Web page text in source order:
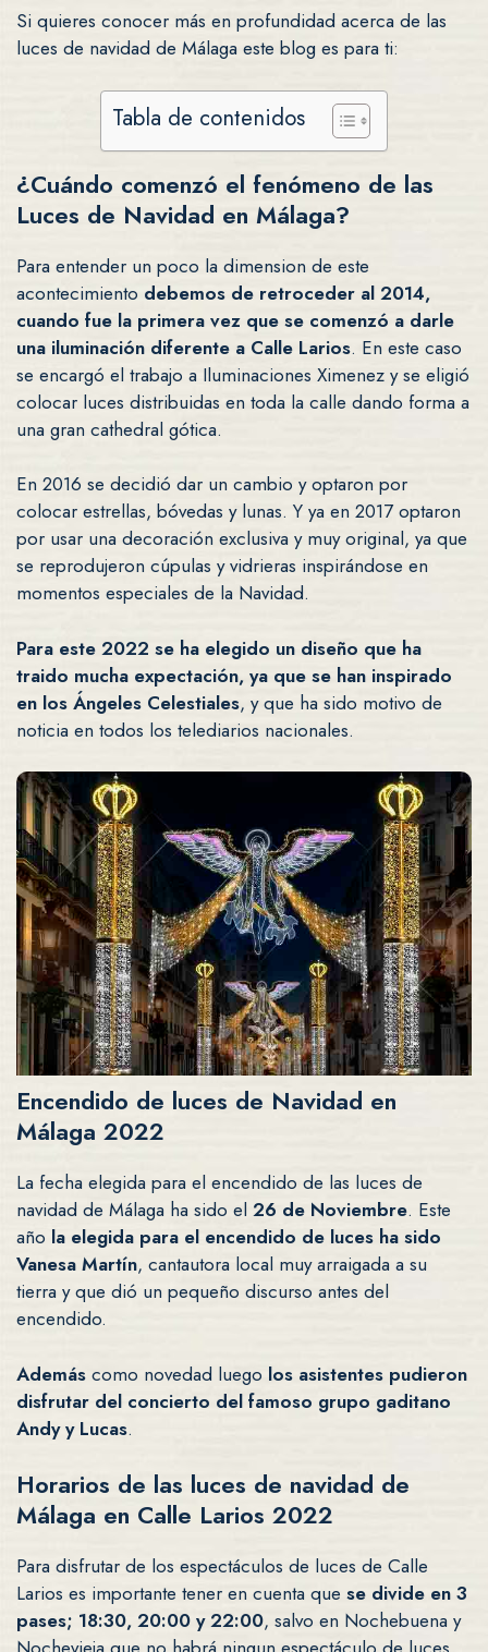
Si quieres conocer más en profundidad acerca de las
luces de navidad de Málaga este blog es para ti:
Tabla de contenidos
¿Cuándo comenzó el fenómeno de las
Luces de Navidad en Málaga?
Para entender un poco la dimension de este
acontecimiento debemos de retroceder al 2014,
cuando fue la primera vez que se comenzó a darle
una iluminación diferente a Calle Larios. En este caso
se encargó el trabajo a Iluminaciones Ximenez y se eligió
colocar luces distribuidas en toda la calle dando forma a
una gran cathedral gótica.
En 2016 se decidió dar un cambio y optaron por
colocar estrellas, bóvedas y lunas. Y ya en 2017 optaron
por usar una decoración exclusiva y muy original, ya que
se reprodujeron cúpulas y vidrieras inspirándose en
momentos especiales de la Navidad.
Para este 2022 se ha elegido un diseño que ha
traido mucha expectación, ya que se han inspirado
en los Ángeles Celestiales, y que ha sido motivo de
noticia en todos los telediarios nacionales.
Encendido de luces de Navidad en
Málaga 2022
La fecha elegida para el encendido de las luces de
navidad de Málaga ha sido el 26 de Noviembre. Este
año la elegida para el encendido de luces ha sido
Vanesa Martín, cantautora local muy arraigada a su
tierra y que dió un pequeño discurso antes del
encendido.
Además como novedad luego los asistentes pudieron
disfrutar del concierto del famoso grupo gaditano
Andy y Lucas.
Horarios de las luces de navidad de
Málaga en Calle Larios 2022
Para disfrutar de los espectáculos de luces de Calle
Larios es importante tener en cuenta que se divide en 3
pases; 18:30, 20:00 y 22:00, salvo en Nochebuena y